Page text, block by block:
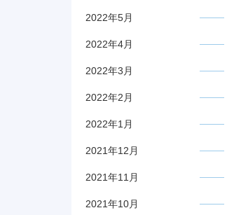
2022年5月
2022年4月
2022年3月
2022年2月
2022年1月
2021年12月
2021年11月
2021年10月